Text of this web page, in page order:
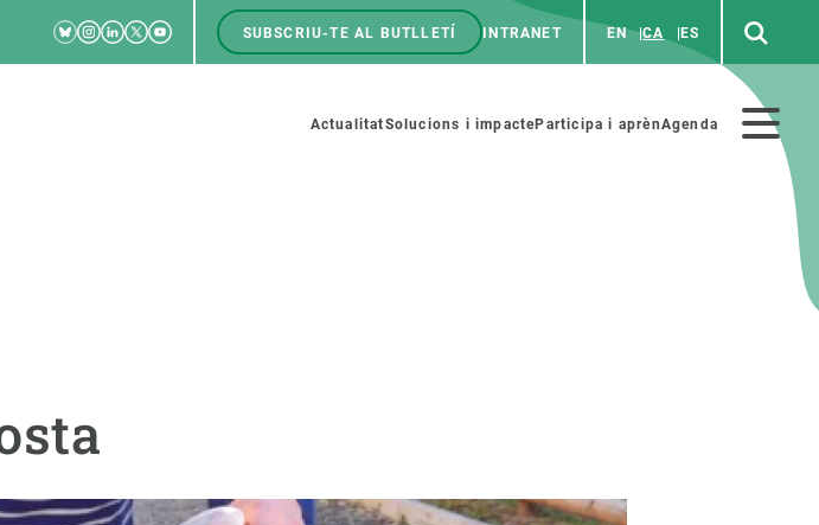
RRSS
Bluesky
Instagram
Linkedin
TwitterYoutube
Menú
SUBSCRIU-TE AL BUTLLETÍ INTRANET EN CA ES
Menú
ActualitatSolucions i impacteParticipa i aprènAgenda
Oportunitats acadèmiques
Demana la teva beca ERC COL·LABORA Notícies